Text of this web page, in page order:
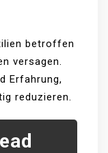
betroffen
versagen.
Erfahrung,
reduzieren.